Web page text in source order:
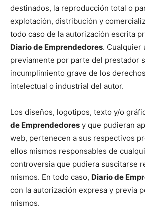
destinados, la reproducción total o
explotación, distribución y
todo caso de la autorización escrita
Diario de Emprendedores. Cualquier
previamente por parte del prestador
incumplimiento grave de los
intelectual o industrial del autor.
Los diseños, logotipos, texto y/o
de Emprendedores y que pudieran
web, pertenecen a sus respectivos
ellos mismos responsables de
controversia que pudiera suscitarse
mismos. En todo caso, Diario de
con la autorización expresa y previa
mismos.